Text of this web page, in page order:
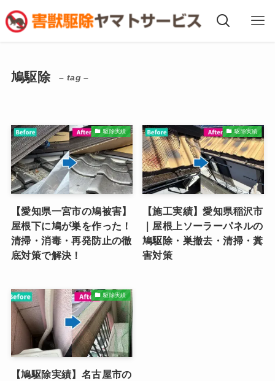
鳩駆除 – tag –
駆除実績
【愛知県一宮市の鳩被害】
屋根下に鳩が巣を作った！
清掃・消毒・再発防止の徹
底対策で解決！
駆除実績
【施工実績】愛知県稲沢市
｜屋根上ソーラーパネルの
鳩駆除・巣撤去・清掃・糞
害対策
駆除実績
【鳩駆除実績】名古屋市の